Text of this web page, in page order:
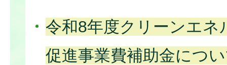
令和8年度クリーンエネ
促進事業費補助金につ